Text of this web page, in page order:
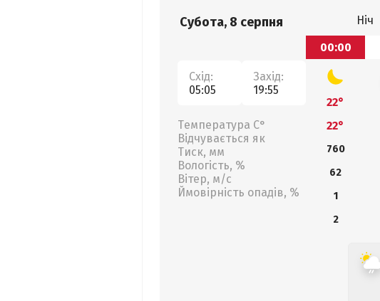
Субота, 8 серпня
Схід:
05:05
Захід:
19:55
Температура С°
Відчувається як
Тиск, мм
Вологість, %
Вітер, м/с
Ймовірність опадів, %
Ніч
00:00
22°
22°
760
62
1
2